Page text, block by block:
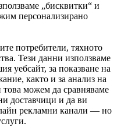
„бисквитки“ и
персонализирано
потребители, тяхното
Тези данни използваме
уебсайт, за показване на
както и за анализ на
това можем да сравняваме
доставчици и да ви
рекламни канали — но